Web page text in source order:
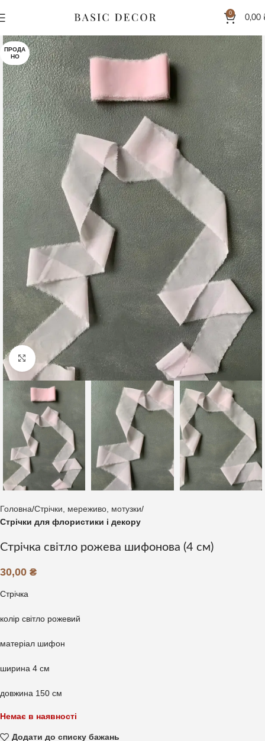
0
0,00
ПРОДА
НО
Клацніть, щоб збільшити
Головна Стрічки, мереживо, мотузки
Стрічки для флористики і декору
Стрічка світло рожева шифонова (4 см)
30,00 ₴
Стрічка
колір світло рожевий
матеріал шифон
ширина 4 см
довжина 150 см
Немає в наявності
Додати до списку бажань